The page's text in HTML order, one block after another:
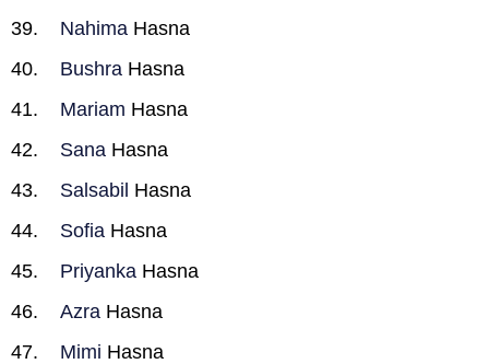
Nahima Hasna
Bushra Hasna
Mariam Hasna
Sana Hasna
Salsabil Hasna
Sofia Hasna
Priyanka Hasna
Azra Hasna
Mimi Hasna